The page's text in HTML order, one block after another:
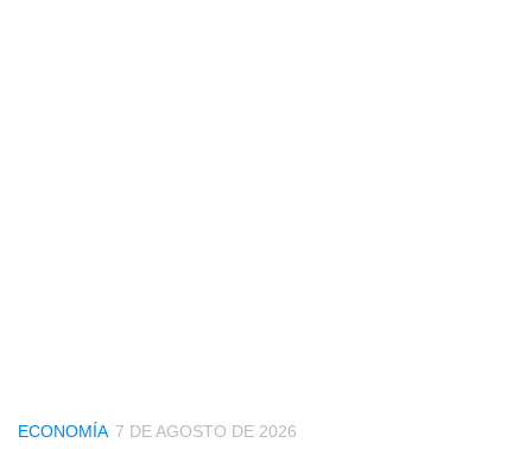
ECONOMÍA 7 DE AGOSTO DE 2026